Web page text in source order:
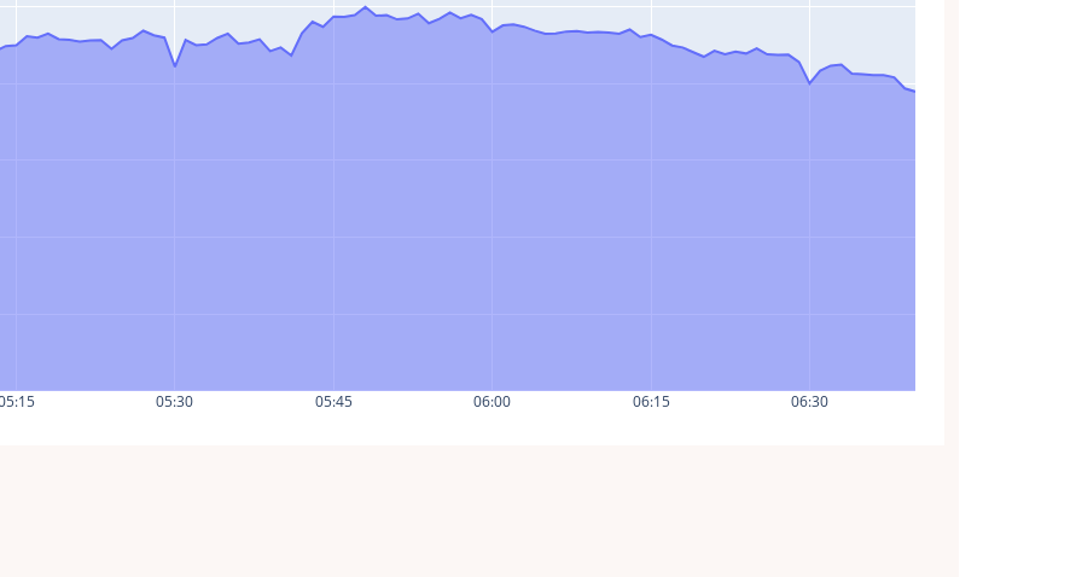
05:30 05:45 06:00 06:15 06:30